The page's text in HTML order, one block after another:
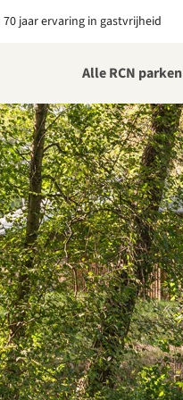
jaar ervaring in gastvrijheid
Alle RCN parken